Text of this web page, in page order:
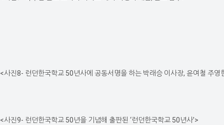
<사진8- 런던한국학교 50년사에 공동서명을 하는 박래승 이사장, 윤여철 주영
<사진9- 런던한국학교 50년을 기념해 출판된 ‘런던한국학교 50년사’>